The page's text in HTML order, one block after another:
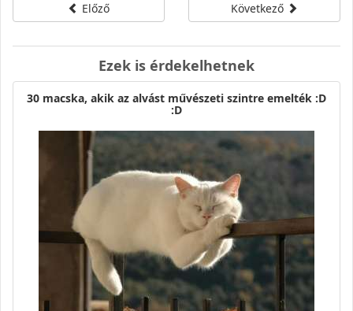
Előző Következő
Ezek is érdekelhetnek
30 macska, akik az alvást művészeti szintre emelték :D
:D